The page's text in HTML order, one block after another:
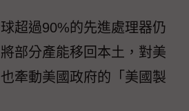
超過90%的先進處理器仍
部分產能移回本土，對美
牽動美國政府的「美國製